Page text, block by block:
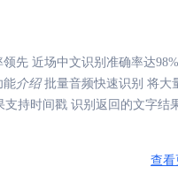
先 近场中文识别准确率达
能介绍批量音频快速识别 将大
持时间戳 识别返回的文字结
查看